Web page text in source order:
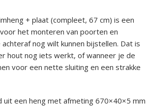
+ plaat (compleet, 67 cm) is een
het monteren van poorten en
nog wilt kunnen bijstellen. Dat is
hout nog iets werkt, of wanneer je de
voor een nette sluiting en een strakke
uit een heng met afmeting 670×40×5 mm